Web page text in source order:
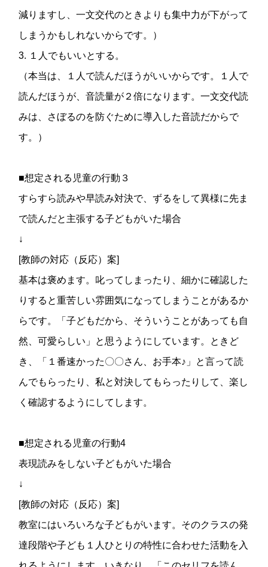
減りますし、一文交代のときよりも集中力が下がって
しまうかもしれないからです。）
3. １人でもいいとする。
（本当は、１人で読んだほうがいいからです。１人で
読んだほうが、音読量が２倍になります。一文交代読
みは、さぼるのを防ぐために導入した音読だからで
す。）
■想定される児童の行動３
すらすら読みや早読み対決で、ずるをして異様に先ま
で読んだと主張する子どもがいた場合
↓
[教師の対応（反応）案]
基本は褒めます。叱ってしまったり、細かに確認した
りすると重苦しい雰囲気になってしまうことがあるか
らです。「子どもだから、そういうことがあっても自
然、可愛らしい」と思うようにしています。ときど
き、「１番速かった〇〇さん、お手本♪」と言って読
んでもらったり、私と対決してもらったりして、楽し
く確認するようにしてします。
■想定される児童の行動4
表現読みをしない子どもがいた場合
↓
[教師の対応（反応）案]
教室にはいろいろな子どもがいます。そのクラスの発
達段階や子ども１人ひとりの特性に合わせた活動を入